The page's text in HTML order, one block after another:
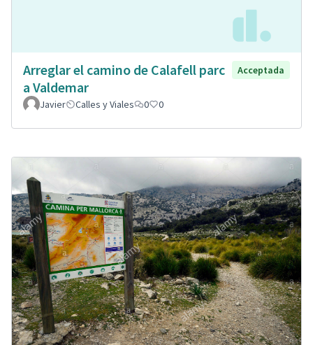
Arreglar el camino de Calafell parc
a Valdemar
Acceptada
Javier Calles y Viales 0 0